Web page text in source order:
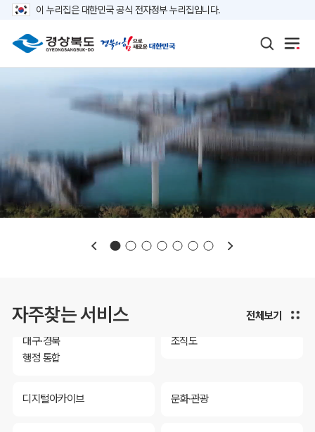
이 누리집은 대한민국 공식 전자정부 누리집입니다.
자주찾는 서비스
보도자료 재정정보
대구·경북
행정 통합
조직도
디지털아카이브 문화·관광
전체보기